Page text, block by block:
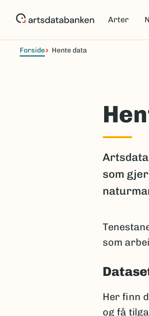
Arter
Forside Hente data
som
som
Her finn
og få